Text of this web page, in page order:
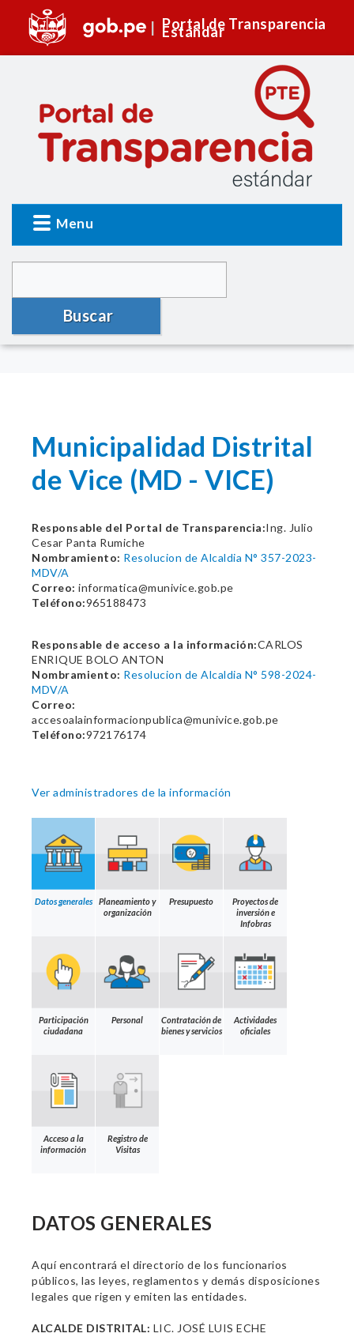
Portal de Transparencia
Estándar
Menu
Buscar
Municipalidad Distrital
de Vice (MD - VICE)
Responsable del Portal de Transparencia:Ing. Julio
Cesar Panta Rumiche
Nombramiento: Resolucion de Alcaldia N° 357-2023-
MDV/A
Correo: informatica@munivice.gob.pe
Teléfono:965188473
Responsable de acceso a la información:CARLOS
ENRIQUE BOLO ANTON
Nombramiento: Resolucion de Alcaldia N° 598-2024-
MDV/A
Correo:
accesoalainformacionpublica@munivice.gob.pe
Teléfono:972176174
Ver administradores de la información
Datos generales
Planeamiento y
organización
Presupuesto
Proyectos de
inversión e
Infobras
Participación
ciudadana
Personal
Contratación de
bienes y servicios
Actividades
oficiales
Acceso a la
información
Registro de
Visitas
DATOS GENERALES
Aquí encontrará el directorio de los funcionarios
públicos, las leyes, reglamentos y demás disposiciones
legales que rigen y emiten las entidades.
ALCALDE DISTRITAL: LIC. JOSÉ LUIS ECHE